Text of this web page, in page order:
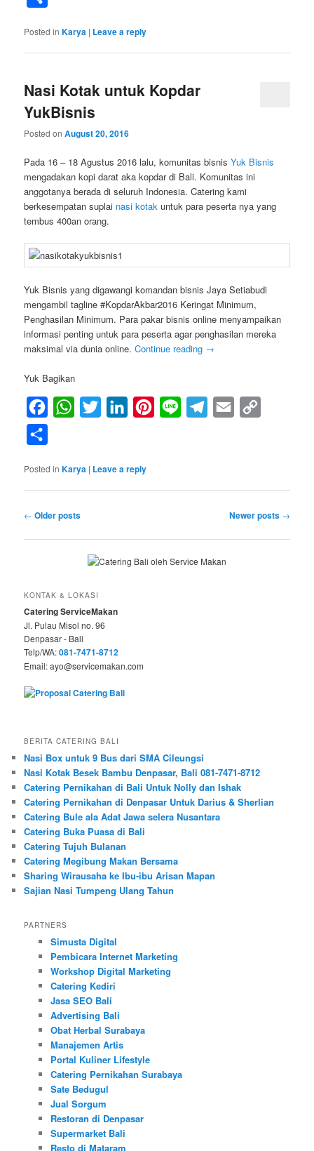
Posted in Karya | Leave a reply
Nasi Kotak untuk Kopdar
YukBisnis
Posted onAugust 20, 2016
Pada 16 – 18 Agustus 2016 lalu, komunitas bisnisYuk Bisnis
mengadakan kopi darat aka kopdar di Bali. Komunitas ini
anggotanya berada di seluruh Indonesia. Catering kami
berkesempatan suplai nasi kotak untuk para peserta nya yang
tembus 400an orang.
Yuk Bisnis yang digawangi komandan bisnis Jaya Setiabudi
mengambil tagline #KopdarAkbar2016 Keringat Minimum,
Penghasilan Minimum. Para pakar bisnis online menyampaikan
informasi penting untuk para peserta agar penghasilan mereka
maksimal via dunia online.Continue reading →
Yuk Bagikan
FacebookWhatsApp
Twitter LinkedInPinterest
Line Telegram
Email
Posted in Karya | Leave a reply
Post
← Older posts Newer posts →
KONTAK & LOKASI
Catering ServiceMakan
Jl. Pulau Misol no. 96
Denpasar - Bali
Telp/WA:081-7471-8712
Email: ayo@servicemakan.com
BERITA CATERING BALI
Nasi Box untuk 9 Bus dari SMA Cileungsi
Nasi Kotak Besek Bambu Denpasar, Bali 081-7471-8712
Catering Pernikahan di Bali Untuk Nolly dan Ishak
Catering Pernikahan di Denpasar Untuk Darius & Sherlian
Catering Bule ala Adat Jawa selera Nusantara
Catering Buka Puasa di Bali
Catering Tujuh Bulanan
Catering Megibung Makan Bersama
Sharing Wirausaha ke Ibu-ibu Arisan Mapan
Sajian Nasi Tumpeng Ulang Tahun
PARTNERS
Simusta Digital
Pembicara Internet Marketing
Workshop Digital Marketing
Catering Kediri
Jasa SEO Bali
Advertising Bali
Obat Herbal Surabaya
Manajemen Artis
Portal Kuliner Lifestyle
Catering Pernikahan Surabaya
Sate Bedugul
Jual Sorgum
Restoran di Denpasar
Supermarket Bali
Resto di Mataram